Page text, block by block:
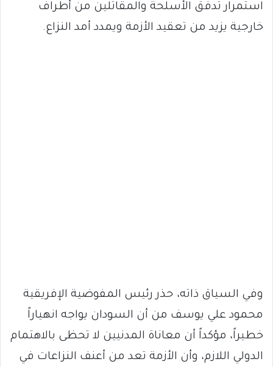
استمرار تدفق الأسلحة والمقاتلين من أطراف
خارجية يزيد من تعقيد الأزمة ويمدد أمد النزاع.
وفي السياق ذاته، حذر رئيس المفوضية الإفريقية
محمود علي يوسف من أن السودان يواجه انهياراً
خطيراً، مؤكداً أن معاناة المدنيين لا تحظى بالاهتمام
الدولي اللازم، وأن الأزمة تعد من أعنف النزاعات في